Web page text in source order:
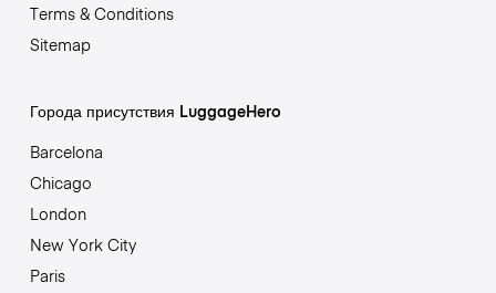
Terms & Conditions
Sitemap
Города присутствия LuggageHero
Barcelona
Chicago
London
New York City
Paris